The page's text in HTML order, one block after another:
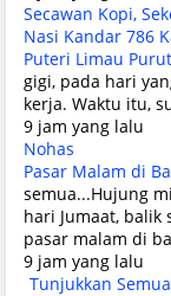
Secawan Kopi,
Nasi Kandar 786
Puteri Limau Purut
gigi, pada hari
kerja. Waktu itu,
9 jam yang lalu
Nohas
Pasar Malam di
semua...Hujung
hari Jumaat, balik
pasar malam di
9 jam yang lalu
Tunjukkan Semua